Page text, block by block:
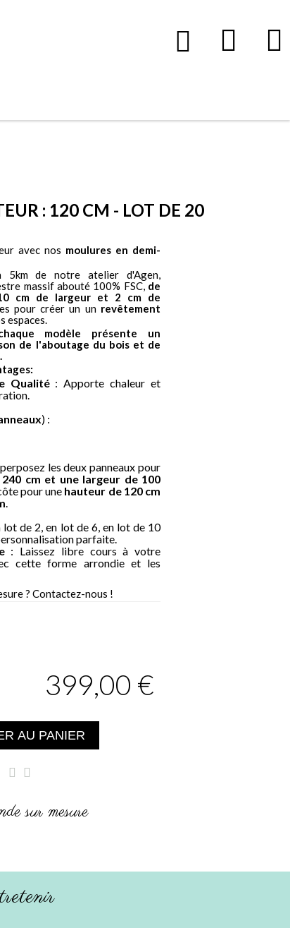
: 120 CM - LOT DE 20
avec nos moulures en demi-
5km de notre atelier d'Agen,
massif abouté 100% FSC, de
cm de largeur et 2 cm de
pour créer un un revêtement
espaces.
modèle présente un
de l'aboutage du bois et de
Qualité: Apporte chaleur et
) :
les deux panneaux pour
cm et une largeur de 100
pour une hauteur de 120 cm
.
lot de 2, en lot de 6, en lot de 10
parfaite.
: Laissez libre cours à votre
cette forme arrondie et les
? Contactez-nous !
399,00 €
AU PANIER
sur mesure